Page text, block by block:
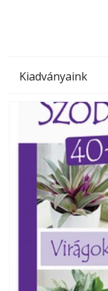
Kiadványaink